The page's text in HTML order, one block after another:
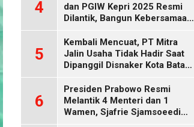
4
dan PGIW Kepri 2025 Resmi
Dilantik, Bangun Kebersamaan
Oikumenis
5
Kembali Mencuat, PT Mitra
Jalin Usaha Tidak Hadir Saat
Dipanggil Disnaker Kota Batam
6
Presiden Prabowo Resmi
Melantik 4 Menteri dan 1
Wamen, Sjafrie Sjamsoeedi